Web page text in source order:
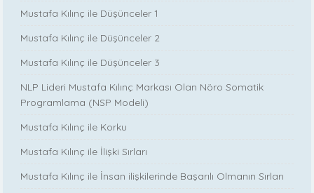
Mustafa Kılınç ile Düşünceler 1
Mustafa Kılınç ile Düşünceler 2
Mustafa Kılınç ile Düşünceler 3
NLP Lideri Mustafa Kılınç Markası Olan Nöro Somatik
Programlama (NSP Modeli)
Mustafa Kılınç ile Korku
Mustafa Kılınç ile İlişki Sırları
Mustafa Kılınç ile İnsan ilişkilerinde Başarılı Olmanın Sırları